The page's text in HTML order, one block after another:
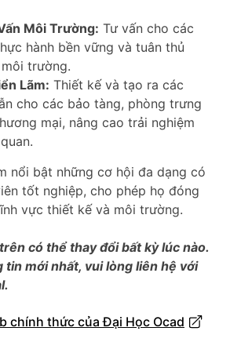
Môi Trường: Tư vấn cho các
hành bền vững và tuân thủ
trường.
Lãm: Thiết kế và tạo ra các
cho các bảo tàng, phòng trưng
mại, nâng cao trải nghiệm
nổi bật những cơ hội đa dạng có
tốt nghiệp, cho phép họ đóng
vực thiết kế và môi trường.
có thể thay đổi bất kỳ lúc nào.
tin mới nhất, vui lòng liên hệ với
chính thức của Đại Học Ocad